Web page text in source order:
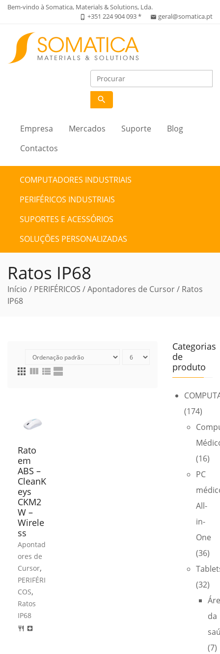
Bem-vindo à Somatica, Materials & Solutions, Lda.
phone_iphone +351 224 904 093 * email geral@somatica.pt
search
Empresa Mercados Suporte
Blog
Contactos
COMPUTADORES INDUSTRIAIS
PERIFÉRICOS INDUSTRIAIS
SUPORTES E ACESSÓRIOS
SOLUÇÕES PERSONALIZADAS
Ratos IP68
Início / PERIFÉRICOS /Apontadores de Cursor/ Ratos
IP68
apps view_column view_list view_agenda
Rato
em
ABS –
CleanK
eys
CKM2
W –
Wirele
ss
Apontad
ores de
Cursor,
PERIFÉRI
COS,
Ratos
IP68
restaurant local_hospital
Categorias
de
produto
(174)
(16)
PC
All-
in-
One
(36)
(32)
da
(7)